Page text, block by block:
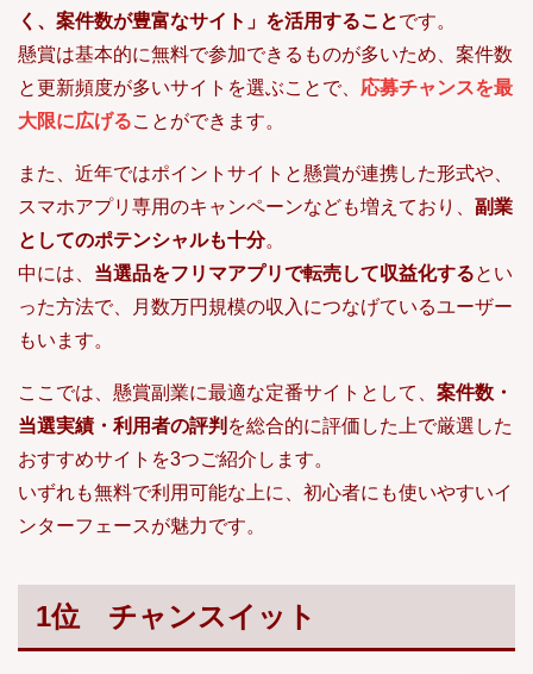
く、案件数が豊富なサイト」を活用することです。
懸賞は基本的に無料で参加できるものが多いため、案件数
と更新頻度が多いサイトを選ぶことで、 応募チャンスを最
大限に広げることができます。
また、近年ではポイントサイトと懸賞が連携した形式や、
スマホアプリ専用のキャンペーンなども増えており、 副業
としてのポテンシャルも十分。
中には、 当選品をフリマアプリで転売して収益化するとい
った方法で、月数万円規模の収入につなげているユーザー
もいます。
ここでは、懸賞副業に最適な定番サイトとして、 案件数・
当選実績・利用者の評判 を総合的に評価した上で厳選した
おすすめサイトを3つご紹介します。
いずれも無料で利用可能な上に、初心者にも使いやすいイ
ンターフェースが魅力です。
1位 チャンスイット